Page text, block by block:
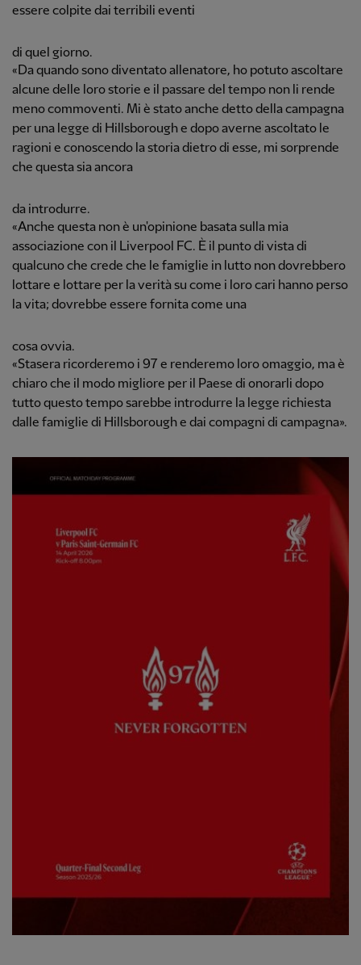
essere colpite dai terribili eventi
di quel giorno.
«Da quando sono diventato allenatore, ho potuto ascoltare
alcune delle loro storie e il passare del tempo non li rende
meno commoventi. Mi è stato anche detto della campagna
per una legge di Hillsborough e dopo averne ascoltato le
ragioni e conoscendo la storia dietro di esse, mi sorprende
che questa sia ancora
da introdurre.
«Anche questa non è un'opinione basata sulla mia
associazione con il Liverpool FC. È il punto di vista di
qualcuno che crede che le famiglie in lutto non dovrebbero
lottare e lottare per la verità su come i loro cari hanno perso
la vita; dovrebbe essere fornita come una
cosa ovvia.
«Stasera ricorderemo i 97 e renderemo loro omaggio, ma è
chiaro che il modo migliore per il Paese di onorarli dopo
tutto questo tempo sarebbe introdurre la legge richiesta
dalle famiglie di Hillsborough e dai compagni di campagna».